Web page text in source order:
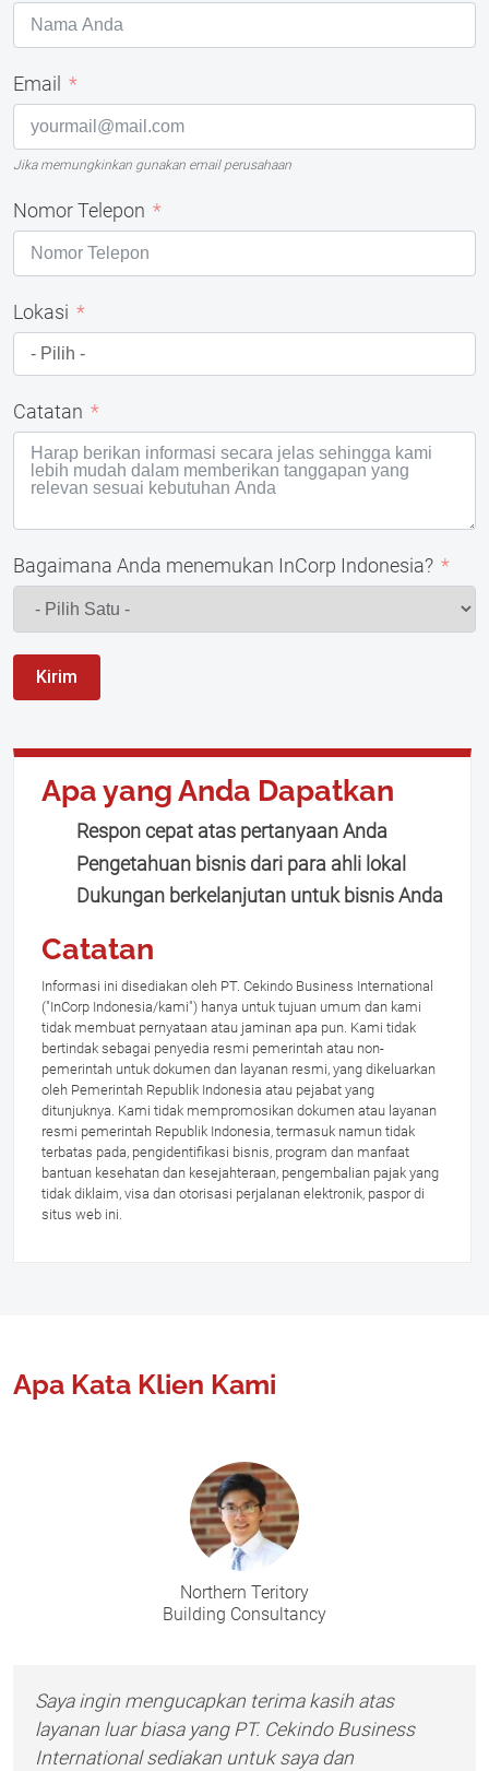
Email
Jika memungkinkan gunakan email perusahaan
Nomor Telepon
Lokasi
Catatan
Bagaimana Anda menemukan InCorp Indonesia?
Kirim
Apa yang Anda Dapatkan
Respon cepat atas pertanyaan Anda
Pengetahuan bisnis dari para ahli lokal
Dukungan berkelanjutan untuk bisnis Anda
Catatan
Informasi ini disediakan oleh PT. Cekindo Business International
("InCorp Indonesia/kami") hanya untuk tujuan umum dan kami
tidak membuat pernyataan atau jaminan apa pun. Kami tidak
bertindak sebagai penyedia resmi pemerintah atau non-
pemerintah untuk dokumen dan layanan resmi, yang dikeluarkan
oleh Pemerintah Republik Indonesia atau pejabat yang
ditunjuknya. Kami tidak mempromosikan dokumen atau layanan
resmi pemerintah Republik Indonesia, termasuk namun tidak
terbatas pada, pengidentifikasi bisnis, program dan manfaat
bantuan kesehatan dan kesejahteraan, pengembalian pajak yang
tidak diklaim, visa dan otorisasi perjalanan elektronik, paspor di
situs web ini.
Apa Kata Klien Kami
Northern Teritory
Building Consultancy
Saya ingin mengucapkan terima kasih atas
layanan luar biasa yang PT. Cekindo Business
International sediakan untuk saya dan